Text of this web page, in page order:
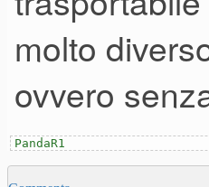
strumenti
Nel senso,
sia per la
insomma fare
L'ideale
molto
ovvero
PandaR1